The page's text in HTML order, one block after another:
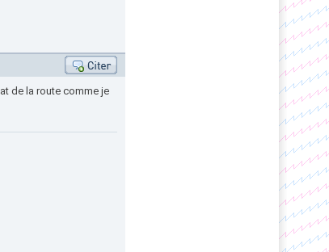
de la route comme je